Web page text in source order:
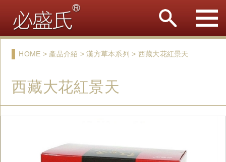
HOME > 產品介紹 > 漢方草本系列 > 西藏大花紅景天
西藏大花紅景天